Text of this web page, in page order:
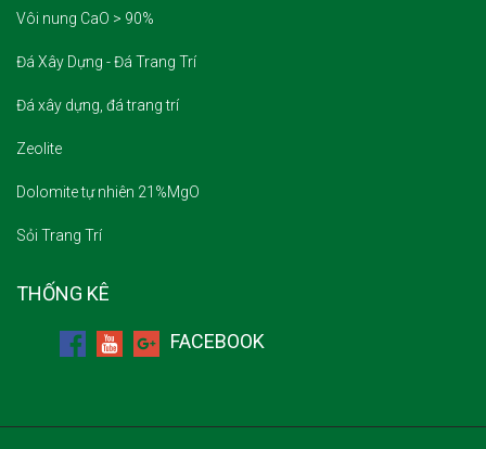
Đá Xây Dựng - Đá Trang Trí
Đá xây dựng, đá trang trí
Zeolite
Dolomite tự nhiên 21%MgO
Sỏi Trang Trí
© Bản quyền thuộc về Công ty TNHH Khoáng Sản Xanh | Cung cấp